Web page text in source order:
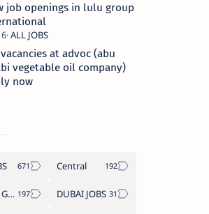
job openings in lulu group
at advoc (abu
vegetable oil company)
now
Central
Central Government Job DUBAI JOBS